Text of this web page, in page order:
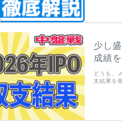
少し
成績
どうも、
支結果を